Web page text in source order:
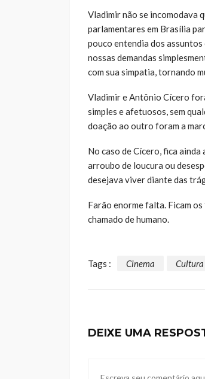
Vladimir não se incomodava
parlamentares em Brasília
pouco entendia dos assuntos
nossas demandas
com sua simpatia, tornando
Vladimir e Antônio Cícero
simples e afetuosos, sem
doação ao outro foram a
No caso de Cícero, fica
arroubo de loucura ou
desejava viver diante das
Farão enorme falta. Ficam
chamado de humano.
Tags : Cinema Cultura
DEIXE UMA